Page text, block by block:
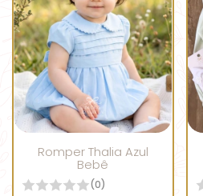
Romper Thalia Azul
Bebê
(0)